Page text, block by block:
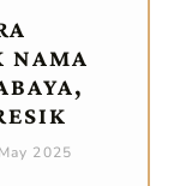
NAMA
2025